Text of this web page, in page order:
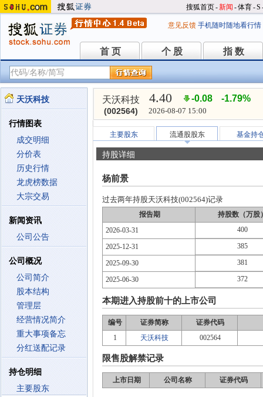
搜狐首页-新闻 -体育-S
意见反馈 手机随时随地看行情
首 页
首 页 个 股
个 股 指 数
指 数
天沃科技
行情图表
成交明细
分价表
历史行情
龙虎榜数据
大宗交易
新闻资讯
公司公告
公司概况
公司简介
股本结构
管理层
经营情况简介
重大事项备忘
分红送配记录
持仓明细
主要股东
天沃科技
(002564)
4.40 -0.08 -1.79%
2026-08-07 15:00
主要股东 流通股股东 基金持
持股详细
杨前景
过去两年持股天沃科技(002564)记录
报告期
持股数（万股
2026-03-31
400
2025-12-31 385
2025-09-30 381
2025-06-30 372
本期进入持股前十的上市公司
编号 证券简称
证券代码
1
天沃科技 002564
限售股解禁记录
上市日期 公司名称 证券代码